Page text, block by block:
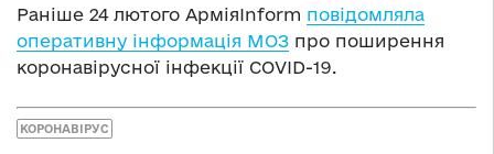
Раніше 24 лютого АрміяInform повідомляла
оперативну інформація МОЗ про поширення
коронавірусної інфекції COVID-19.
КОРОНАВІРУС